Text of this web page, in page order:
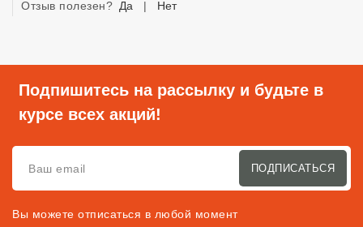
Отзыв полезен? Да | Нет
Подпишитесь на рассылку и будьте в
курсе всех акций!
ПОДПИСАТЬСЯ
Вы можете отписаться в любой момент